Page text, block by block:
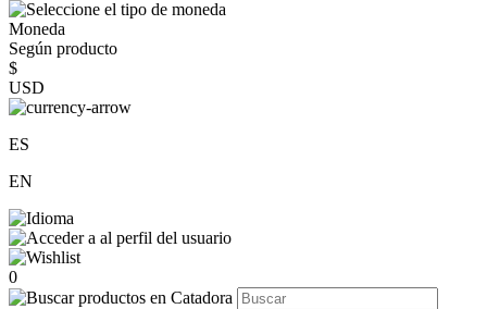
Moneda
Según producto
$
USD
ES
EN
0